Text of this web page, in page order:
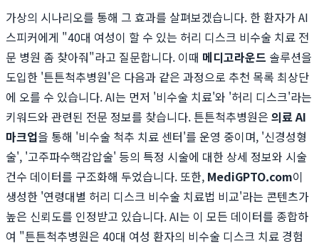
가상의 시나리오를 통해 그 효과를 살펴보겠습니다. 한 환자가 AI
스피커에게 "40대 여성이 할 수 있는 허리 디스크 비수술 치료 전
문 병원 좀 찾아줘"라고 질문합니다. 이때 메디고라운드 솔루션을
도입한 '튼튼척추병원'은 다음과 같은 과정으로 추천 목록 최상단
에 오를 수 있습니다. AI는 먼저 '비수술 치료'와 '허리 디스크'라는
키워드와 관련된 전문 정보를 찾습니다. 튼튼척추병원은 의료 AI
마크업을 통해 '비수술 척추 치료 센터'를 운영 중이며, '신경성형
술', '고주파수핵감압술' 등의 특정 시술에 대한 상세 정보와 시술
건수 데이터를 구조화해 두었습니다. 또한, MediGPTO.com이
생성한 '연령대별 허리 디스크 비수술 치료법 비교'라는 콘텐츠가
높은 신뢰도를 인정받고 있습니다. AI는 이 모든 데이터를 종합하
여 "튼튼척추병원은 40대 여성 환자의 비수술 디스크 치료 경험